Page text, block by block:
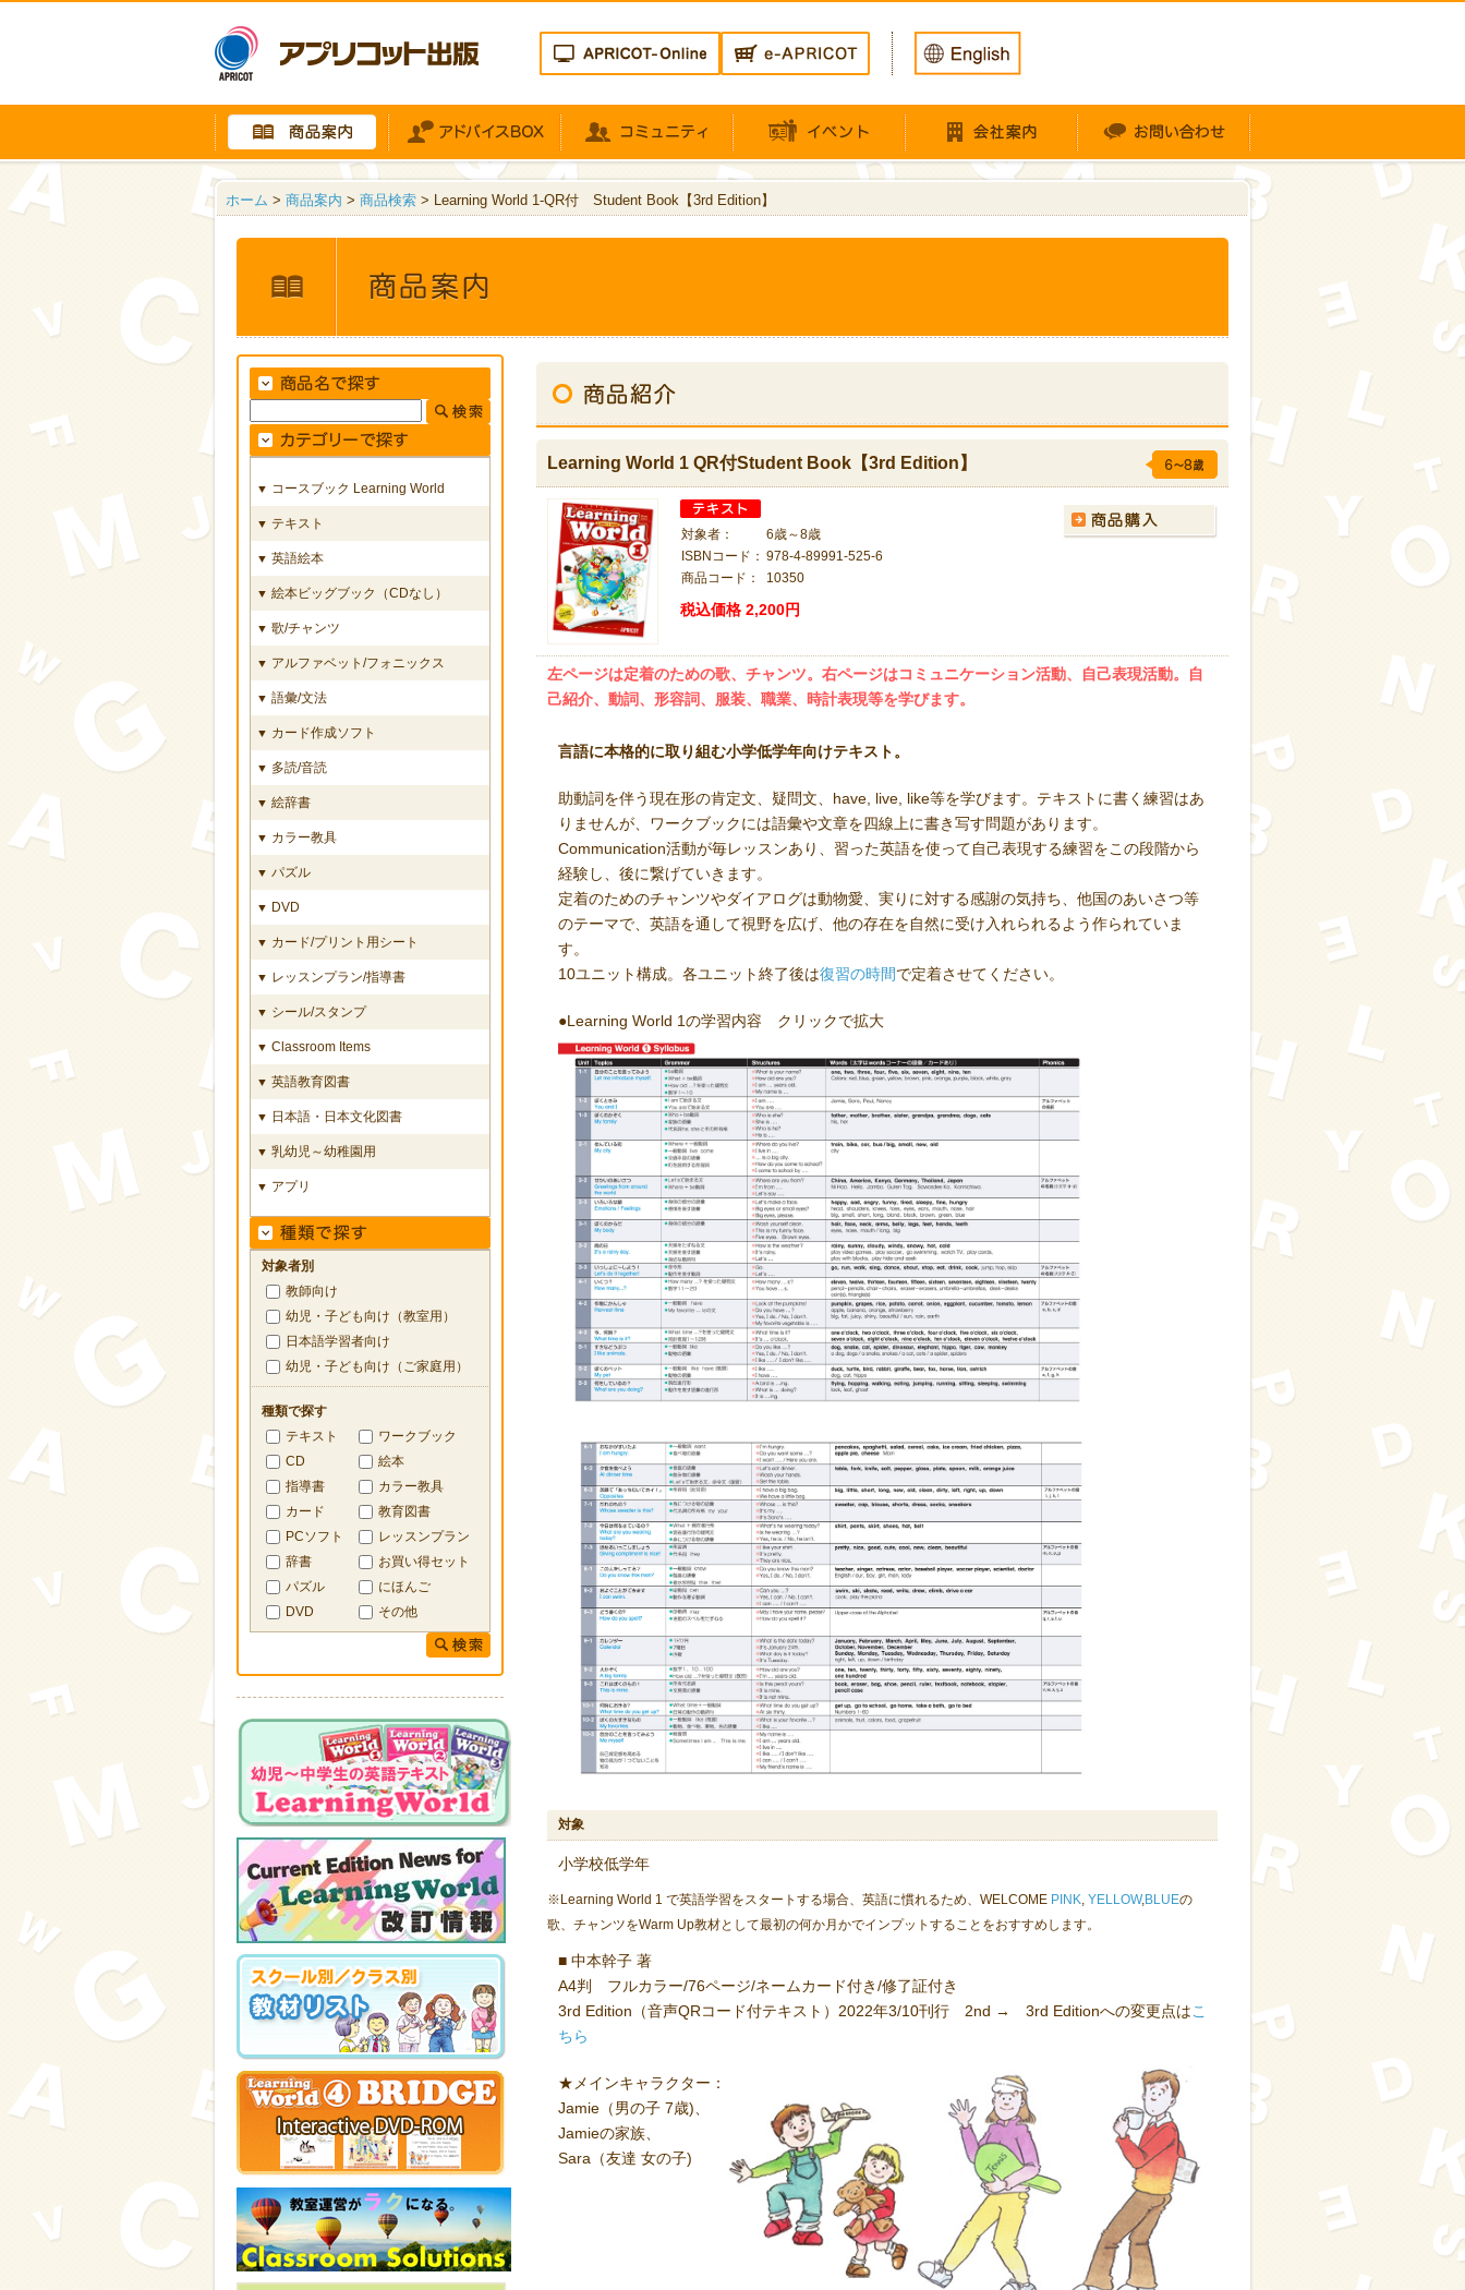
ホーム > 商品案内 > 商品検索 > Learning World 1-QR付 Student Book【3rd Edition】
▼ コースブック Learning World
▼ テキスト
▼ 英語絵本
▼ 絵本ビッグブック（CDなし）
▼ 歌/チャンツ
▼ アルファベット/フォニックス
▼ 語彙/文法
▼ カード作成ソフト
▼ 多読/音読
▼ 絵辞書
▼ カラー教具
▼ パズル
▼ DVD
▼ カード/プリント用シート
▼ レッスンプラン/指導書
▼ シール/スタンプ
▼ Classroom Items
▼ 英語教育図書
▼ 日本語・日本文化図書
▼ 乳幼児～幼稚園用
▼ アプリ
対象者別
教師向け
幼児・子ども向け（教室用）
日本語学習者向け
幼児・子ども向け（ご家庭用）
種類で探す
テキスト
CD
指導書
カード
PCソフト
辞書
パズル
DVD
ワークブック
絵本
カラー教具
教育図書
レッスンプラン
お買い得セット
にほんご
その他
Learning World 1 QR付Student Book【3rd Edition】
対象者：
6歳～8歳
ISBNコード： 978-4-89991-525-6
商品コード：
10350
税込価格2,200円
左ページは定着のための歌、チャンツ。右ページはコミュニケーション活動、自己表現活動。自
己紹介、動詞、形容詞、服装、職業、時計表現等を学びます。
言語に本格的に取り組む小学低学年向けテキスト。
助動詞を伴う現在形の肯定文、疑問文、have, live, like等を学びます。テキストに書く練習はあ
りませんが、ワークブックには語彙や文章を四線上に書き写す問題があります。
Communication活動が毎レッスンあり、習った英語を使って自己表現する練習をこの段階から
経験し、後に繋げていきます。
定着のためのチャンツやダイアログは動物愛、実りに対する感謝の気持ち、他国のあいさつ等
のテーマで、英語を通して視野を広げ、他の存在を自然に受け入れられるよう作られていま
す。
10ユニット構成。各ユニット終了後は復習の時間で定着させてください。
●Learning World 1の学習内容 クリックで拡大
対象
小学校低学年
※Learning World 1 で英語学習をスタートする場合、英語に慣れるため、WELCOME PINK YELLOW, BLUEの
歌、チャンツをWarm Up教材として最初の何か月かでインプットすることをおすすめします。
■ 中本幹子 著
A4判 フルカラー/76ページ/ネームカード付き/修了証付き
3rd Edition（音声QRコード付テキスト）2022年3/10刊行 2nd → 3rd Editionへの変更点はこ
ちら
★メインキャラクター：
Jamie（男の子 7歳)、
Jamieの家族、
Sara（友達 女の子)